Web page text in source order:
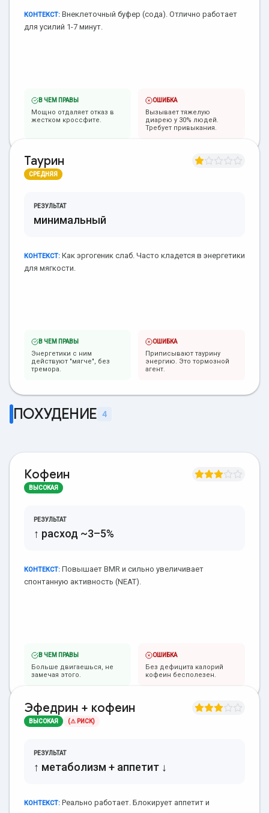
КОНТЕКСТ: Внеклеточный буфер (сода). Отлично работает
для усилий 1-7 минут.
В ЧЕМ ПРАВЫ
Мощно отдаляет отказ в
жестком кроссфите.
ОШИБКА
Вызывает тяжелую
диарею у 30% людей.
Требует привыкания.
Таурин
СРЕДНЯЯ
РЕЗУЛЬТАТ
минимальный
КОНТЕКСТ: Как эргогеник слаб. Часто кладется в энергетики
для мягкости.
В ЧЕМ ПРАВЫ
Энергетики с ним
действуют "мягче", без
тремора.
ОШИБКА
Приписывают таурину
энергию. Это тормозной
агент.
ПОХУДЕНИЕ 4
Кофеин
ВЫСОКАЯ
РЕЗУЛЬТАТ
↑ расход ~3–5%
КОНТЕКСТ: Повышает BMR и сильно увеличивает
спонтанную активность (NEAT).
В ЧЕМ ПРАВЫ
Больше двигаешься, не
замечая этого.
ОШИБКА
Без дефицита калорий
кофеин бесполезен.
Эфедрин + кофеин
ВЫСОКАЯ (⚠ РИСК)
РЕЗУЛЬТАТ
↑ метаболизм + аппетит ↓
КОНТЕКСТ: Реально работает. Блокирует аппетит и